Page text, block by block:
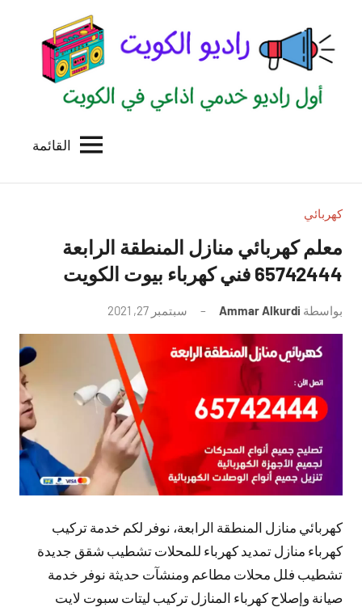
المحتوى
الكويت
للاعلانات
بالكويت
القائمة
كهربائي
معلم كهربائي منازل المنطقة الرابعة
65742444 فني كهرباء بيوت الكويت
بواسطة Ammar Alkurdi سبتمبر 27, 2021
توجد
كهربائي منازل المنطقة الرابعة، نوفر لكم خدمة تركيب
كهرباء منازل تمديد كهرباء للمحلات تشطيب شقق جديدة
تشطيب فلل محلات مطاعم ومنشآت حديثة نوفر خدمة
صيانة وإصلاح كهرباء المنازل تركيب ليتات سبوت لايت